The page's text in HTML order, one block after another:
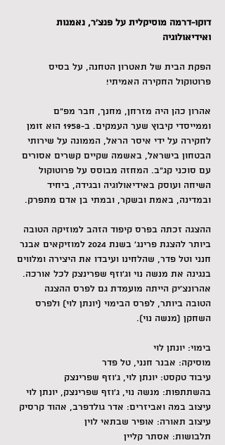
דוקו-דרמה מוסיקלית על פנצ'ר, נאמנות
ואידיאולוגיה
הפקת הבית של תאטרון הטחנה, על בסיס
פרוטוקול החקירה האמיתי!
אהרון כהן היה מזרחן, מחנך, חבר מפ"ם
וממייסדי קיבוץ שער העמקים. ב-1958 הוא זומן
לחקירה על ידי איסר הראל, הממונה על שירותי
הבטחון בישראל, באשמה שקיים קשרים אסורים
עם סוכני קג"ב. המחזה מבוסס על פרוטוקול
השיחה ועוסק באידיאולוגיה ובגידה, ביחיד
ובמדינה, באמת ובשקר, ובמתי בן אדם מתפרק.
ההצגה זכתה בפרס קיפוד הזהב למוזיקה הטובה
ביותר להצגת פרינג' בשנת 2024 למוזיקאים אבנר
חנני וטל פדר, שהלחינו ועיבדו את היצירה ומלווים
בנגינה את מנשה נוי וג'וזף שפרינצק לכל אורכה.
אהרונצ'יק הייתה מועמדת גם לפרס ההצגה
הטובה ביותר, לפרס הבימוי (יונתן לוי) ולפרס
השחקן (מנשה נוי).
בימוי: יונתן לוי
מוסיקה: אבנר חנני, טל פדר
עיבוד טקסט: יונתן לוי, ג׳וזף שפרינצק
בהשתתפות: מנשה נוי, ג׳וזף שפרינצק, יונתן לוי
עיצוב במה ואביזרים: אדר גולדפרב, אהוד קרסיק
עיצוב תאורה: אופיר שבתאי לוין
תלבושות: אסתר קליין